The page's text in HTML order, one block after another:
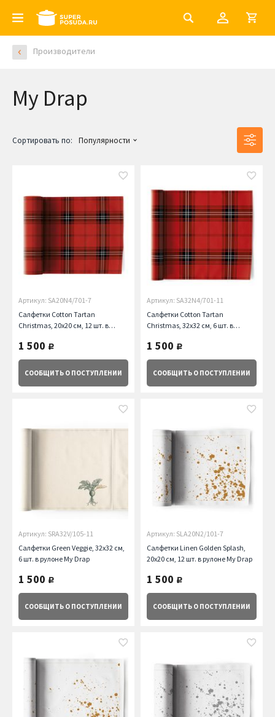
Производители
My Drap
Сортировать по: Популярности
Артикул: SA20N4/701-7
Салфетки Cotton Tartan
Christmas, 20х20 см, 12 шт. в
1 500 руб.
СООБЩИТЬ О ПОСТУПЛЕНИИ
Артикул: SA32N4/701-11
Салфетки Cotton Tartan
Christmas, 32х32 см, 6 шт. в
1 500 руб.
СООБЩИТЬ О ПОСТУПЛЕНИИ
Артикул: SRA32V/105-11
Салфетки Green Veggie, 32х32 см,
6 шт. в рулоне My Drap
1 500 руб.
СООБЩИТЬ О ПОСТУПЛЕНИИ
Артикул: SLA20N2/101-7
Салфетки Linen Golden Splash,
20х20 см, 12 шт. в рулоне My Drap
1 500 руб.
СООБЩИТЬ О ПОСТУПЛЕНИИ